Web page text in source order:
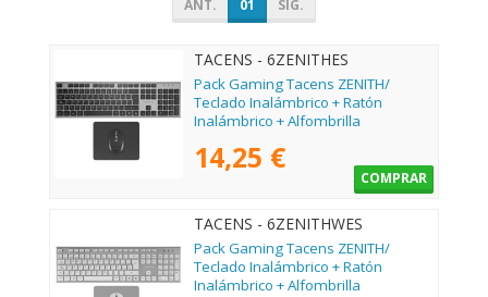
ANT. 01 SIG.
TACENS - 6ZENITHES
Pack Gaming Tacens ZENITH/
Teclado Inalámbrico + Ratón
Inalámbrico + Alfombrilla
14,25 €
COMPRAR
TACENS - 6ZENITHWES
Pack Gaming Tacens ZENITH/
Teclado Inalámbrico + Ratón
Inalámbrico + Alfombrilla